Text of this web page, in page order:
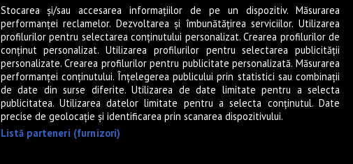
Baia Mare
Satu Mare
Sfântu Gheorghe
Deva
Focșani
Tulcea
Târgu Jiu
Alexandria
Botoșani
Buzău Vaslui
Reșița
Târgoviște
Drobeta-Turnu Severin
Călărași
Giurgiu
Slatina
Stocarea și/sau accesarea informațiilor de pe un dispozitiv. Măsurarea
performanței reclamelor. Dezvoltarea și îmbunătățirea serviciilor. Utilizarea
profilurilor pentru selectarea conținutului personalizat. Crearea profilurilor de
conținut personalizat. Utilizarea profilurilor pentru selectarea publicității
personalizate. Crearea profilurilor pentru publicitate personalizată. Măsurarea
performanței conținutului. Înțelegerea publicului prin statistici sau combinații
de date din surse diferite. Utilizarea de date limitate pentru a selecta
publicitatea. Utilizarea datelor limitate pentru a selecta conținutul. Date
precise de geolocație și identificarea prin scanarea dispozitivului.
Listă parteneri (furnizori)